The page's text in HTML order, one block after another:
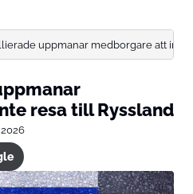
uppmanar medborgare att inte
resa till Ryssland